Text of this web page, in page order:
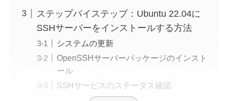
ステップバイステップ：Ubuntu 22.04に
SSHサーバーをインストールする方法
システムの更新
OpenSSHサーバーパッケージのインスト
ール
SSHサービスのステータス確認